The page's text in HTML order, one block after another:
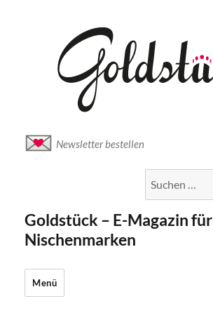
Newsletter bestellen
nach:
Goldstück – E-Magazin für
Nischenmarken
Menü